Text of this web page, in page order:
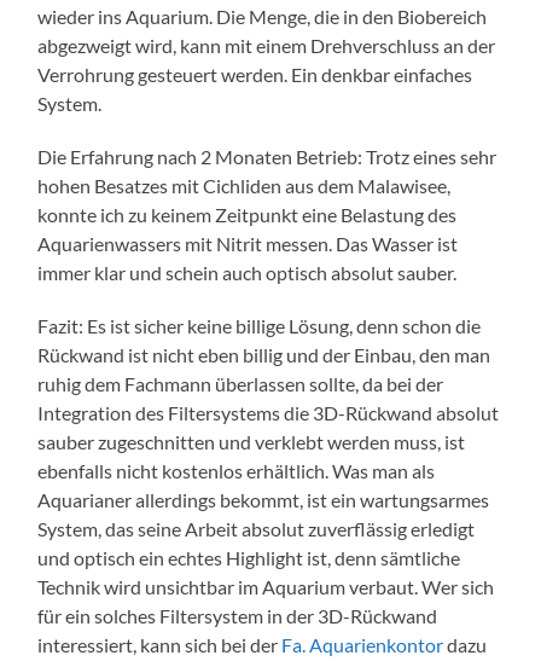
wieder ins Aquarium. Die Menge, die in den Biobereich
abgezweigt wird, kann mit einem Drehverschluss an der
Verrohrung gesteuert werden. Ein denkbar einfaches
System.
Die Erfahrung nach 2 Monaten Betrieb: Trotz eines sehr
hohen Besatzes mit Cichliden aus dem Malawisee,
konnte ich zu keinem Zeitpunkt eine Belastung des
Aquarienwassers mit Nitrit messen. Das Wasser ist
immer klar und schein auch optisch absolut sauber.
Fazit: Es ist sicher keine billige Lösung, denn schon die
Rückwand ist nicht eben billig und der Einbau, den man
ruhig dem Fachmann überlassen sollte, da bei der
Integration des Filtersystems die 3D-Rückwand absolut
sauber zugeschnitten und verklebt werden muss, ist
ebenfalls nicht kostenlos erhältlich. Was man als
Aquarianer allerdings bekommt, ist ein wartungsarmes
System, das seine Arbeit absolut zuverflässig erledigt
und optisch ein echtes Highlight ist, denn sämtliche
Technik wird unsichtbar im Aquarium verbaut. Wer sich
für ein solches Filtersystem in der 3D-Rückwand
interessiert, kann sich bei der Fa. Aquarienkontordazu